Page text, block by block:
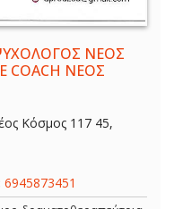
ΝΕΟΣ
COACH ΝΕΟΣ
Κόσμος 117 45,
6945873451